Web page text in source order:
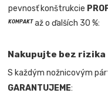
pevnosť konštrukcie
KOMPAKTaž o ďalších 30 %:
Nakupujte bez rizika
S každým nožnicovým
GARANTUJEME: